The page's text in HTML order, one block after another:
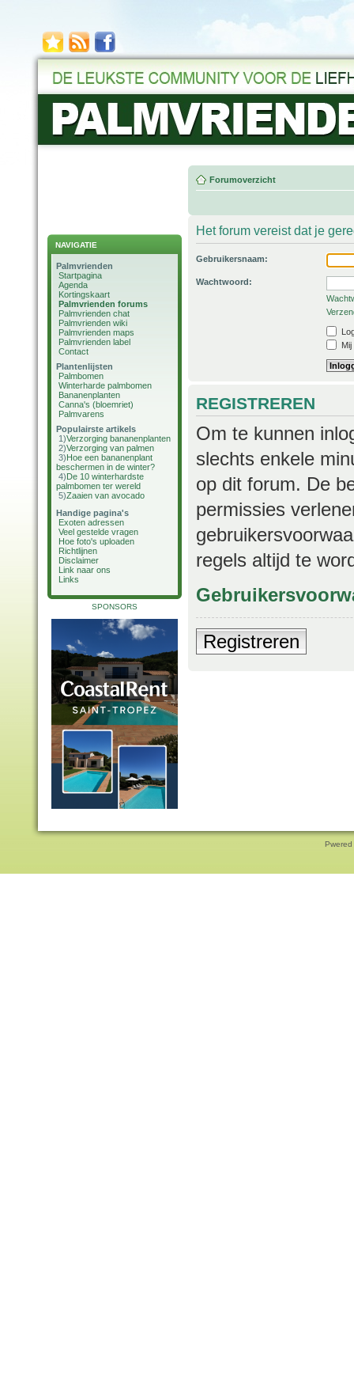
NAVIGATIE
Palmvrienden
Startpagina
Agenda
Kortingskaart
Palmvrienden forums
Palmvrienden chat
Palmvrienden wiki
Palmvrienden maps
Palmvrienden label
Contact
Plantenlijsten
Palmbomen
Winterharde palmbomen
Bananenplanten
Canna's (bloemriet)
Palmvarens
Populairste artikels
1)Verzorging bananenplanten
2)Verzorging van palmen
3)Hoe een bananenplant
beschermen in de winter?
4)De 10 winterhardste
palmbomen ter wereld
5)Zaaien van avocado
Handige pagina's
Exoten adressen
Veel gestelde vragen
Hoe foto's uploaden
Richtlijnen
Disclaimer
Link naar ons
Links
SPONSORS
Forumoverzicht
Het forum vereist dat je
Gebruikersnaam:
Wachtwoord:
REGISTREREN
Om te kunnen
slechts enkele
op dit forum. De
permissies
regels altijd te
Registreren